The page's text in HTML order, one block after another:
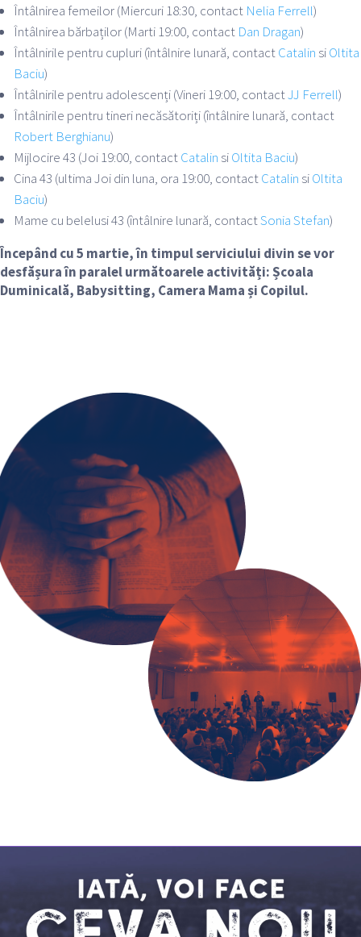
Întâlnirea femeilor (Miercuri 18:30, contact Nelia Ferrell)
Întâlnirea bărbaților (Marti 19:00, contact Dan Dragan)
Întâlnirile pentru cupluri (întâlnire lunară, contactCatalin siOltita
Baciu)
Întâlnirile pentru adolescenți (Vineri 19:00, contactJJ Ferrell)
Întâlnirile pentru tineri necăsătoriți (întâlnire lunară, contact
Robert Berghianu)
Mijlocire 43 (Joi 19:00, contactCatalin siOltita Baciu)
Cina 43 (ultima Joi din luna, ora 19:00, contactCatalin siOltita
Baciu)
Mame cu belelusi 43 (întâlnire lunară, contactSonia Stefan)
Începând cu 5 martie, în timpul serviciului divin se vor
desfășura în paralel următoarele activități: Școala
Duminicală, Babysitting, Camera Mama și Copilul.